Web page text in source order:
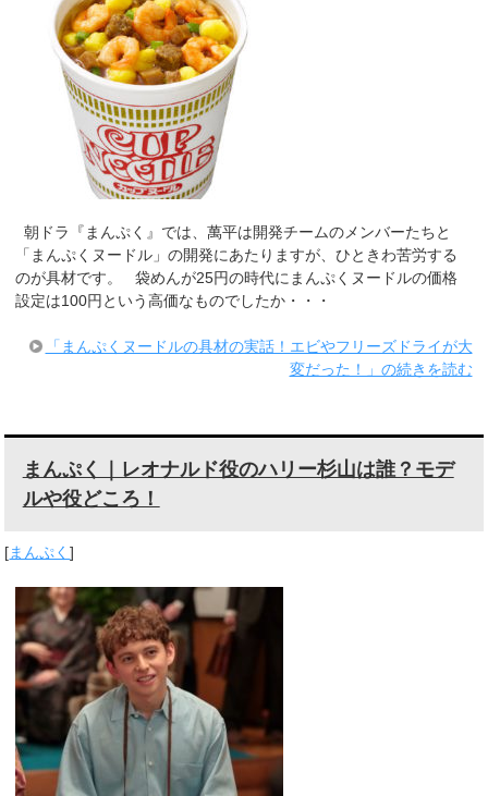
朝ドラ『まんぷく』では、萬平は開発チームのメンバーたちと
「まんぷくヌードル」の開発にあたりますが、ひときわ苦労する
のが具材です。 袋めんが25円の時代にまんぷくヌードルの価格
設定は100円という高価なものでしたか・・・
「まんぷくヌードルの具材の実話！エビやフリーズドライが大
変だった！」の続きを読む
まんぷく｜レオナルド役のハリー杉山は誰？モデ
ルや役どころ！
[まんぷく]